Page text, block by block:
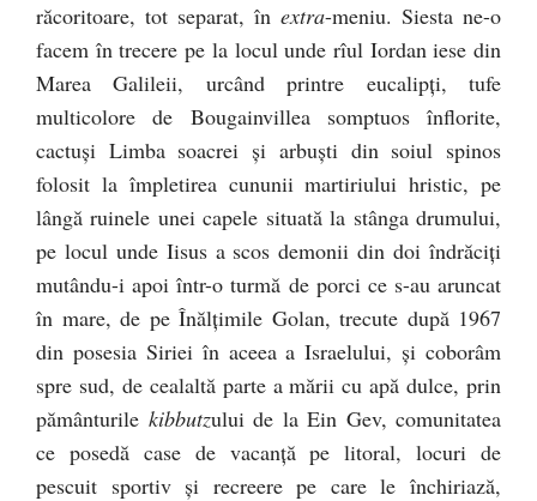
răcoritoare, tot separat, în extra-meniu. Siesta ne-o
facem în trecere pe la locul unde rîul Iordan iese din
Marea Galileii, urcând printre eucalipţi, tufe
multicolore de Bougainvillea somptuos înflorite,
cactuşi Limba soacrei şi arbuşti din soiul spinos
folosit la împletirea cununii martiriului hristic, pe
lângă ruinele unei capele situată la stânga drumului,
pe locul unde Iisus a scos demonii din doi îndrăciţi
mutându-i apoi într-o turmă de porci ce s-au aruncat
în mare, de pe Înălţimile Golan, trecute după 1967
din posesia Siriei în aceea a Israelului, şi coborâm
spre sud, de cealaltă parte a mării cu apă dulce, prin
pământurile kibbutzului de la Ein Gev, comunitatea
ce posedă case de vacanţă pe litoral, locuri de
pescuit sportiv şi recreere pe care le închiriază,